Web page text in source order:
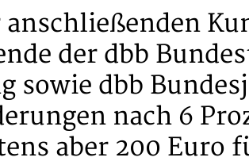
der dbb
sowie dbb
nach 6
aber 200 Euro